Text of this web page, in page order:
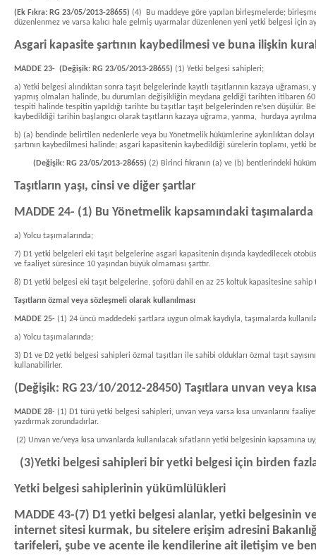
(Ek Fıkra: RG 23/05/2013-28655) (4) Bu maddeye göre yapılan birleşmelerde;
düzenlenmez ve varsa kalıcı hale gelmiş uyarmalar düzenlenen yeni yetki belgesi için
Asgari kapasite şartının kaybedilmesi ve buna ilişkin
MADDE 23- (Değişik: RG 23/05/2013-28655) (1) Yetki belgesi sahipleri;
a) Yetki belgesi alındıktan sonra taşıt belgelerinde kayıtlı taşıtlarının kazaya
yapmış olmaları halinde, bu durumları değişikliğin meydana geldiği tarihten itibaren
tespiti halinde tespitin yapıldığı tarihte bu taşıtlar taşıt belgelerinden re’sen
kaybedildiği tarihin başlangıcı olarak taşıtların kazaya uğrama, yanma, hurdaya
b) (a) bendinde belirtilen nedenlerle veya bu Yönetmelik hükümlerine aykırılıktan
şartının kaybedilmesi halinde; asgari kapasitenin kaybedildiği sürelerin toplamı, yetki
(Değişik: RG 23/05/2013-28655) (2) Birinci fıkranın (a) ve (b) bentlerindeki
Taşıtların yaşı, cinsi ve diğer şartlar
MADDE 24- (1) Bu Yönetmelik kapsamındaki
a) Yolcu taşımalarında;
7) D1 yetki belgeleri eki taşıt belgelerine asgari kapasitenin dışında kaydedilecek
ve faaliyet süresince 10 yaşından büyük olmaması şarttır.
8) D1 yetki belgesi eki taşıt belgelerine, şoförü dahil en az 25 koltuk kapasitesine
Taşıtların özmal veya sözleşmeli olarak kullanılması
MADDE 25- (1) 24 üncü maddedeki şartlara uygun olmak kaydıyla, taşımalarda
a) Yolcu taşımalarında;
3) D1 ve D2 yetki belgesi sahipleri özmal taşıtları ile sahibi oldukları özmal taşıt
kullanabilirler.
(Değişik: RG 23/10/2012-28450) Taşıtlara unvan veya
MADDE 28- (1) D1 türü yetki belgesi sahipleri, unvan veya varsa kısa unvanlarını
yazdırmak zorundadırlar.
(2) Unvan ve/veya kısa unvanlarda kullanılacak sıfatların yetki belgesinin kapsamına
(3)Yetki belgesi sahipleri bir yetki belgesi için birden
Yetki belgesi sahiplerinin yükümlülükleri
MADDE 43-(7) D1 yetki belgesi alanlar, yetki belgesinin
internet sitesi kurmak, bu sitelere erişim adresini
tarifeleri, şube ve acente ile kendilerine ait iletişim ve